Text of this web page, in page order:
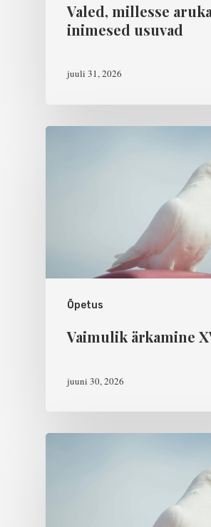
Valed, millesse
inimesed usuvad
juuli 31, 2026
Õpetus
Vaimulik ärkamine
juuni 30, 2026